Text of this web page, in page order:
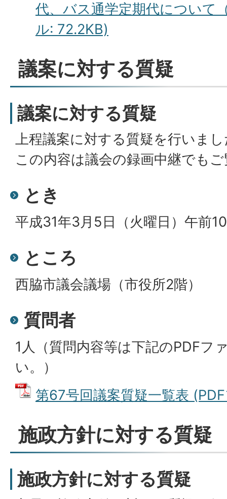
代、バス通学定期代について
ル: 72.2KB)
議案に対する質疑
議案に対する質疑
上程議案に対する質疑を行いま
この内容は議会の録画中継でも
とき
平成31年3月5日（火曜日）午前
ところ
西脇市議会議場（市役所2階）
質問者
1人（質問内容等は下記のPDFフ
い。）
第67号回議案質疑一覧表
施政方針に対する質疑
施政方針に対する質疑